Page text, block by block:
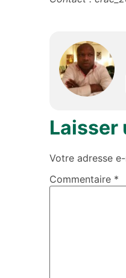
Laisser
Votre adresse
Commentaire *